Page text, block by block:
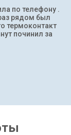
по телефону .
рядом был
термоконтакт
починил за